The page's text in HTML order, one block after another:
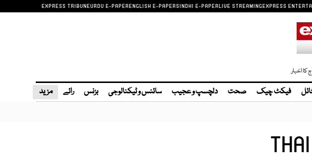
EXPRESS TRIBUNEURDU E-PAPERENGLISH E-PAPERSINDHI E-PAPERLIVE STREAMINGEXPRESS
کا اخبار
فیکٹ چیک صحت دلچسپ و عجیب سائنس و ٹیکنالوجی بزنس رائے مزید